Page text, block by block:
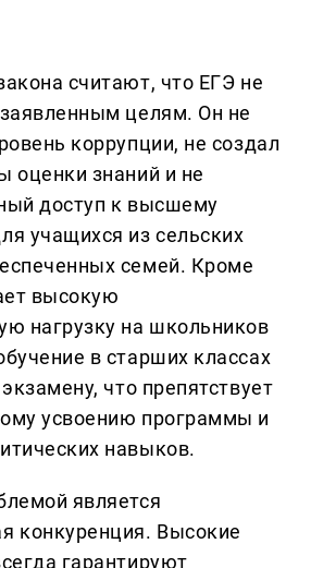
считают, что ЕГЭ не
заявленным целям. Он не
коррупции, не создал
оценки знаний и не
доступ к высшему
учащихся из сельских
семей. Кроме
высокую
нагрузку на школьников
в старших классах
что препятствует
усвоению программы и
навыков.
является
конкуренция. Высокие
гарантируют